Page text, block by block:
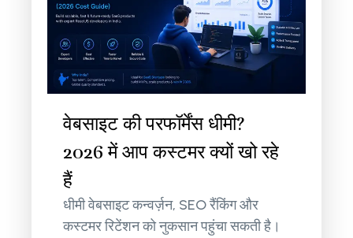
वेबसाइट की परफॉर्मेंस धीमी?
2026 में आप कस्टमर क्यों खो रहे
हैं
धीमी वेबसाइट कन्वर्ज़न, SEO रैंकिंग और
कस्टमर रिटेंशन को नुकसान पहुंचा सकती है।